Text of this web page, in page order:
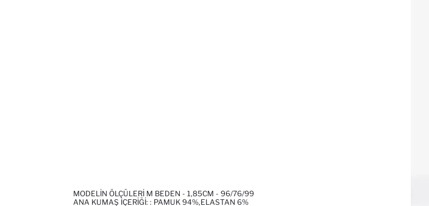
MODELIN ÖLÇÜLERI M BEDEN - 1,85CM - 96/76/99
ANA KUMAŞ İÇERIĞI: : PAMUK 94%,ELASTAN 6%